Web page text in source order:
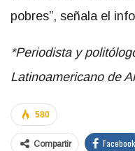
pobres”, señala el
*Periodista y
Latinoamericano de
580
Compartir Facebook